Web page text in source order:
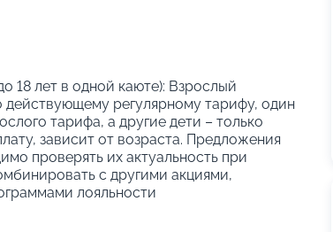
18 лет в одной каюте): Взрослый
действующему регулярному тарифу, один
тарифа, а другие дети – только
зависит от возраста. Предложения
проверять их актуальность при
с другими акциями,
лояльности